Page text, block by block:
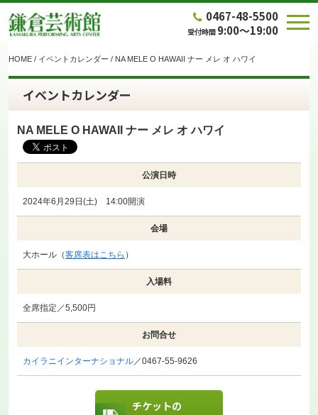
0467-48-5500
受付時間 9:00～19:00
HOME / イベントカレンダー / NA MELE O HAWAII ナー メレ オ ハワイ
チケットの
イベントカレンダー
NA MELE O HAWAII ナー メレ オ ハワイ
公演日時
2024年6月29日(土) 14:00開演
会場
大ホール（客席表はこちら ）
入場料
全席指定／5,500円
お問合せ
カイラニインターナショナル／0467-55-9626